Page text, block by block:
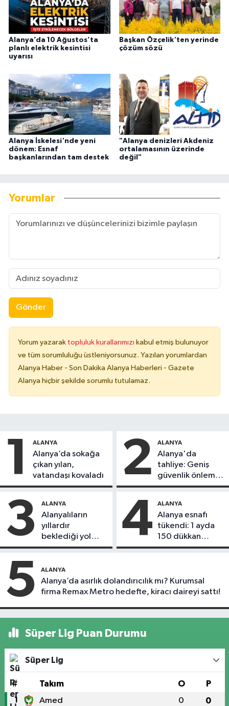
Alanya’da 10 Ağustos’ta
planlı elektrik kesintisi
uyarısı
Başkan Özçelik'ten yerinde
çözüm sözü
Alanya İskelesi'nde yeni
dönem: Esnaf
başkanlarından tam destek
"Alanya denizleri Akdeniz
ortalamasının üzerinde
değil"
Yorumlar
Gönder
Yorum yazarak topluluk kurallarımızı kabul etmiş bulunuyor
ve tüm sorumluluğu üstleniyorsunuz. Yazılan yorumlardan
Alanya Haber - Son Dakika Alanya Haberleri - Gazete
Alanya hiçbir şekilde sorumlu tutulamaz.
1 ALANYA
Alanya’da sokağa
çıkan yılan,
vatandaşı kovaladı
2 ALANYA
Alanya'da
tahliye: Geniş
güvenlik önlemi
alındı
3 ALANYA
Alanyalıların
yıllardır
beklediği yol
askıdan döndü
4 ALANYA
Alanya esnafı
tükendi: 1 ayda
150 dükkan
kapandı
5 ALANYA
Alanya’da asırlık dolandırıcılık mı? Kurumsal
firma Remax Metro hedefte, kiracı daireyi sattı!
Süper Lig Puan Durumu
Süper Lig
# Takım O P
1 Amed 0 0